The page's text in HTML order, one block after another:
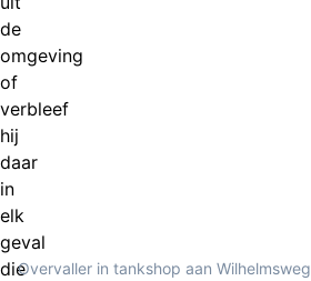
de
omgeving
of
verbleef
hij
daar
in
elk
geval
dieOvervaller in tankshop aan Wilhelmsweg